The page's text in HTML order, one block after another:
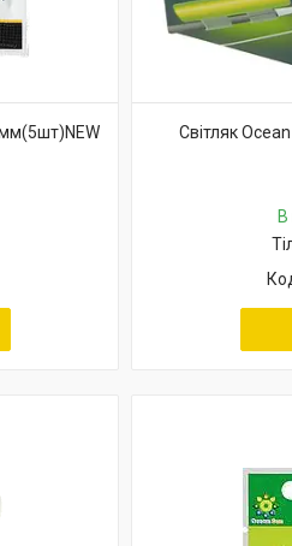
Світляк
В